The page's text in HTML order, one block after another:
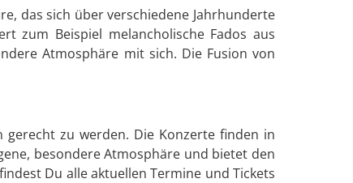
das sich über verschiedene Jahrhunderte
zum Beispiel melancholische Fados aus
Atmosphäre mit sich. Die Fusion von
zu werden. Die Konzerte finden in
besondere Atmosphäre und bietet den
Du alle aktuellen Termine und Tickets